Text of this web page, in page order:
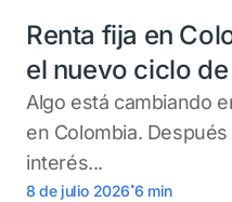
Renta fija en
el nuevo ciclo
Algo está cambiando
en Colombia.
interés...
8 de julio 2026.6 min